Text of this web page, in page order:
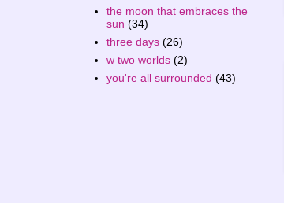
the moon that embraces the
sun (34)
three days (26)
w two worlds (2)
you're all surrounded (43)